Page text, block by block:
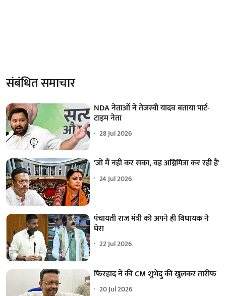
संबंधित समाचार
NDA नेताओं ने तेजस्वी यादव बताया पार्ट-
टाइम नेता
28 Jul 2026
'जो मैं नहीं कर सका, वह अग्निमित्रा कर रही हैं'
24 Jul 2026
पंचायती राज मंत्री को अपने ही विधायक ने
घेरा
22 Jul 2026
फिरहाद ने की CM शुभेंदु की खुलकर तारीफ
20 Jul 2026